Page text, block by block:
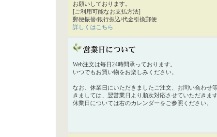
お願いしております。
[ご利用可能なお支払方法]
郵便振替/銀行振込/代金引換郵便
詳しくはこちら
Web注文は毎日24時間承っております。
いつでもお買い物をお楽しみください。
なお、休業日にいただきましたご注文、お問い合わせ
きましては、翌営業日より順次対応させていただきま
休業日については右のカレンダーをご参照ください。